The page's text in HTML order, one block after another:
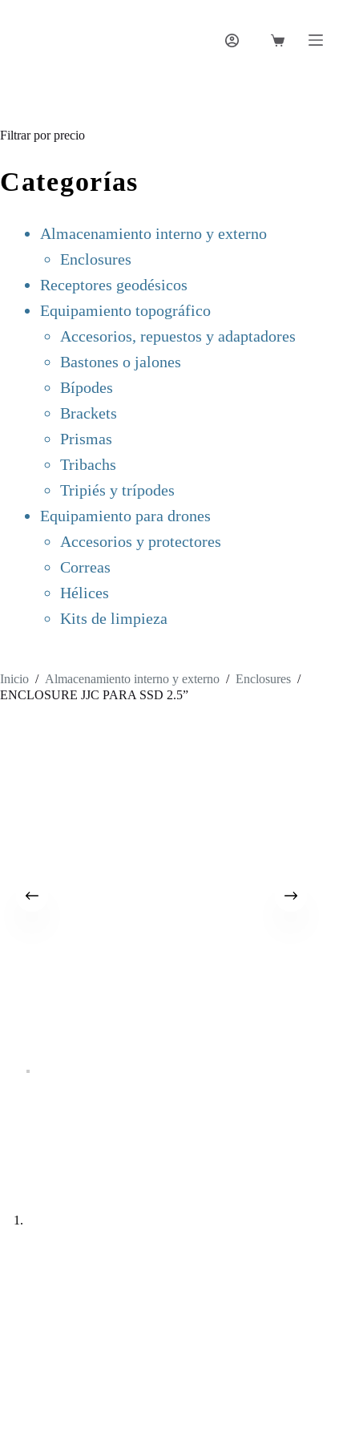
Carro
Inicio / Almacenamiento interno y externo / Enclosures /
ENCLOSURE JJC PARA SSD 2.5”
Filtrar por precio
Categorías
Almacenamiento interno y externo
Enclosures
Receptores geodésicos
Equipamiento topográfico
Accesorios, repuestos y adaptadores
Bastones o jalones
Bípodes
Brackets
Prismas
Tribachs
Tripiés y trípodes
Equipamiento para drones
Accesorios y protectores
Correas
Hélices
Kits de limpieza